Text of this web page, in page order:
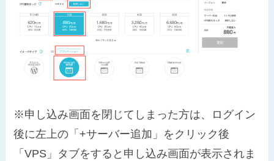
※申し込み画面を閉じてしまった方は、ログイン
後に左上の「+サーバー追加」をクリック後
「VPS」タブをすると申し込み画面が表示されま